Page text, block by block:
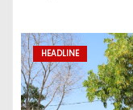
HEADLINE